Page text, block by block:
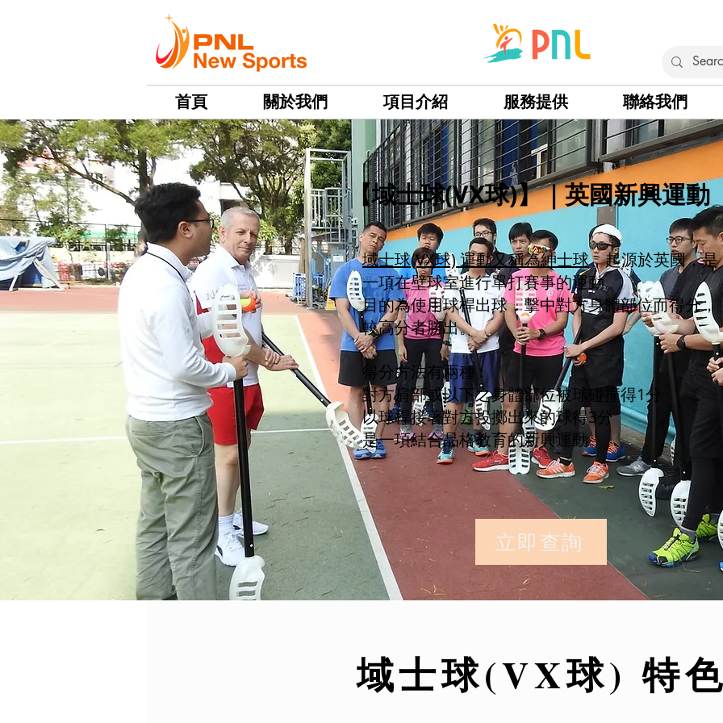
首頁 關於我們 項目介紹 服務提供 聯絡我們
【域士球(VX球)】｜英國新興運動​
域士球(VX球) 運動又稱為紳士球，起源於英國，是
一項在壁球室進行單打賽事的運動。
目的為使用球桿出球，擊中對方身體部位而得分，
較高分者勝出。
得分方法有兩種 :
對方肩部或以下之身體部位被球碰撞得1分
以球桿接著對方投擲出來的球得3分
是一項結合品格教育的新興運動。
立即查詢
域士球(VX球) 特